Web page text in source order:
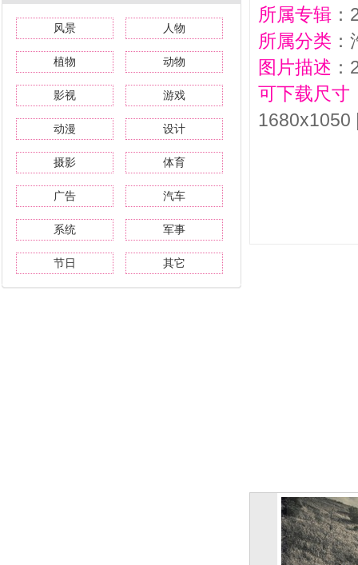
风景 人物
植物 动物
影视 游戏
动漫 设计
摄影 体育
广告 汽车
系统 军事
节日 其它
所属专辑
所属分类
图片描述
可下载尺寸
1680x1050